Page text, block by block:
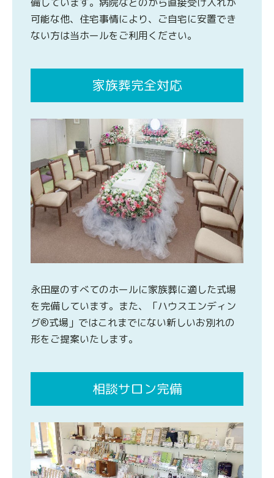
可能な他、住宅事情により、ご自宅に安置でき
ない方は当ホールをご利用ください。
家族葬完全対応
永田屋のすべてのホールに家族葬に適した式場
を完備しています。また、「ハウスエンディン
グ®式場」ではこれまでにない新しいお別れの
形をご提案いたします。
相談サロン完備